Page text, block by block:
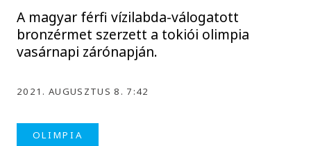
A magyar férfi vízilabda-válogatott
bronzérmet szerzett a tokiói olimpia
vasárnapi zárónapján.
2021. AUGUSZTUS 8. 7:42
OLIMPIA